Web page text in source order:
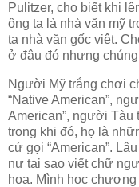
Pulitzer, cho biết khi
ông ta là nhà văn mỹ
ta nhà văn gốc việt.
ở đâu đó nhưng
Người Mỹ trắng chơi
“Native American”,
American”, người Tàu
trong khi đó, họ là
cứ gọi “American”.
nự tại sao viết chữ
hoa. Mình học